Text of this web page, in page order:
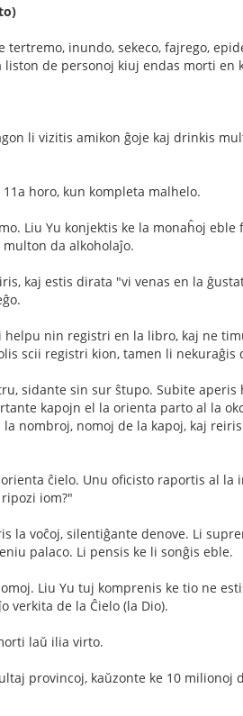
inundo, sekeco, fajrego,
de personoj kiuj endas morti en
li vizitis amikon ĝoje kaj drinkis
horo, kun kompleta malhelo.
Liu Yu konjektis ke la monaĥoj eble
da alkoholaĵo.
kaj estis dirata "vi venas en la
nin registri en la libro, kaj ne
scii registri kion, tamen li
sidante sin sur ŝtupo. Subite
kapojn el la orienta parto al la
nombroj, nomoj de la kapoj, kaj
ĉielo. Unu oficisto raportis al la
iom?"
la voĉoj, silentiĝante denove. Li
palaco. Li pensis ke li sonĝis eble.
Liu Yu tuj komprenis ke tio ne
verkita de la Ĉielo (la Dio).
laŭ ilia virto.
provincoj, kaŭzonte ke 10